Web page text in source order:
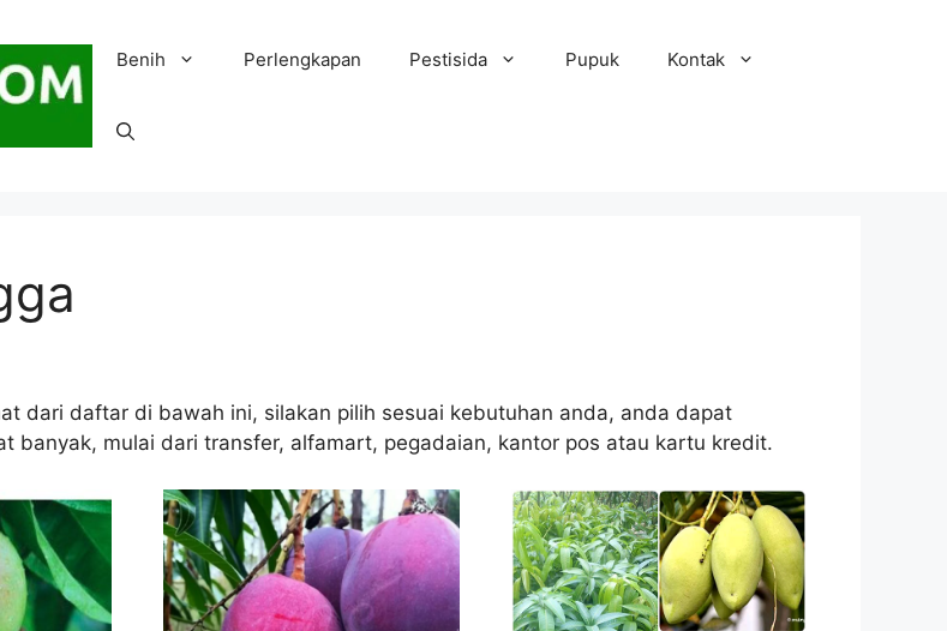
Benih Perlengkapan Pestisida Pupuk Kontak
dari daftar di bawah ini, silakan pilih sesuai kebutuhan anda, anda dapat
banyak, mulai dari transfer, alfamart, pegadaian, kantor pos atau kartu kredit.